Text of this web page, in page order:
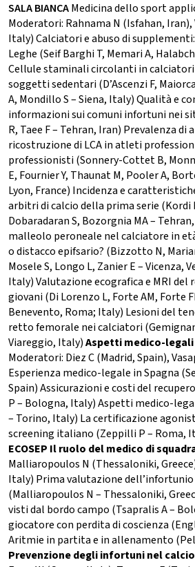
SALA BIANCAMedicina dello sport
Moderatori: Rahnama N (Isfahan, Iran),
Italy) Calciatori e abuso di
Leghe (Seif Barghi T, Memari A,
Cellule staminali circolanti in
soggetti sedentari (D’Ascenzi F,
A, Mondillo S – Siena, Italy) Qualità e
informazioni sui comuni infortuni nei
R, Taee F – Tehran, Iran) Prevalenza
ricostruzione di LCA in atleti
professionisti (Sonnery-Cottet B,
E, Fournier Y, Thaunat M, Pooler A,
Lyon, France) Incidenza e
arbitri di calcio della prima serie (Kordi
Dobaradaran S, Bozorgnia MA –
malleolo peroneale nel calciatore in
o distacco epifsario? (Bizzotto N,
Mosele S, Longo L, Zanier E – Vicenza,
Italy) Valutazione ecografica e MRI
giovani (Di Lorenzo L, Forte AM, Forte
Benevento, Roma; Italy) Lesioni del
retto femorale nei calciatori
Viareggio, Italy)Aspetti medico-
Moderatori: Diez C (Madrid, Spain),
Esperienza medico-legale in Spagna
Spain) Assicurazioni e costi del
P – Bologna, Italy) Aspetti medico-
– Torino, Italy) La certificazione
screening italiano (Zeppilli P – Roma,
ECOSEP Il ruolo del medico di
Malliaropoulos N (Thessaloniki,
Italy) Prima valutazione dell’infortunio
(Malliaropoulos N – Thessaloniki,
visti dal bordo campo (Tsapralis A –
giocatore con perdita di coscienza
Aritmie in partita e in allenamento
Prevenzione degli infortuni nel calcio